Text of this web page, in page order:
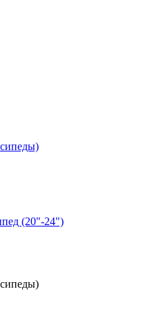
(20"-24")